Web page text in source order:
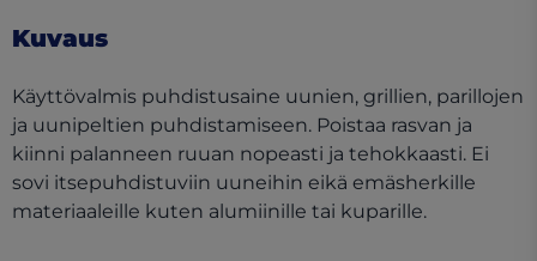
Kuvaus
Käyttövalmis puhdistusaine uunien, grillien, parillojen
ja uunipeltien puhdistamiseen. Poistaa rasvan ja
kiinni palanneen ruuan nopeasti ja tehokkaasti. Ei
sovi itsepuhdistuviin uuneihin eikä emäsherkille
materiaaleille kuten alumiinille tai kuparille.